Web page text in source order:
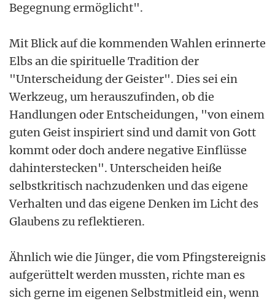
Begegnung ermöglicht".
Mit Blick auf die kommenden Wahlen erinnerte
Elbs an die spirituelle Tradition der
"Unterscheidung der Geister". Dies sei ein
Werkzeug, um herauszufinden, ob die
Handlungen oder Entscheidungen, "von einem
guten Geist inspiriert sind und damit von Gott
kommt oder doch andere negative Einflüsse
dahinterstecken". Unterscheiden heiße
selbstkritisch nachzudenken und das eigene
Verhalten und das eigene Denken im Licht des
Glaubens zu reflektieren.
Ähnlich wie die Jünger, die vom Pfingstereignis
aufgerüttelt werden mussten, richte man es
sich gerne im eigenen Selbstmitleid ein, wenn